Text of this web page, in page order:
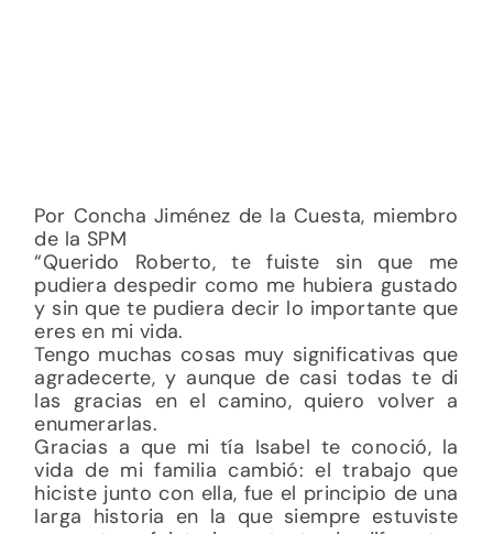
Por Concha Jiménez de la Cuesta, miembro
de la SPM
“Querido Roberto, te fuiste sin que me
pudiera despedir como me hubiera gustado
y sin que te pudiera decir lo importante que
eres en mi vida.
Tengo muchas cosas muy significativas que
agradecerte, y aunque de casi todas te di
las gracias en el camino, quiero volver a
enumerarlas.
Gracias a que mi tía Isabel te conoció, la
vida de mi familia cambió: el trabajo que
hiciste junto con ella, fue el principio de una
larga historia en la que siempre estuviste